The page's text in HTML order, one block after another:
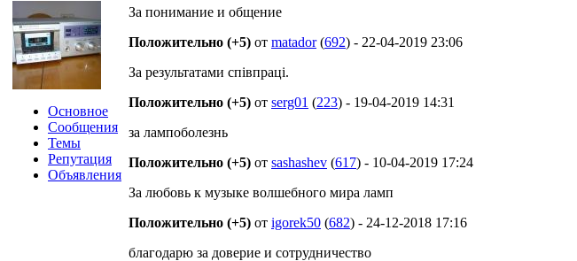
Основное
Сообщения
Темы
Репутация
Объявления
За понимание и общение
Положительно (+5) от matador(692) - 22-04-2019 23:06
За результатами співпраці.
Положительно (+5) от serg01 (223) - 19-04-2019 14:31
за лампоболезнь
Положительно (+5) от sashashev (617) - 10-04-2019 17:24
За любовь к музыке волшебного мира ламп
Положительно (+5) от igorek50 (682) - 24-12-2018 17:16
благодарю за доверие и сотрудничество